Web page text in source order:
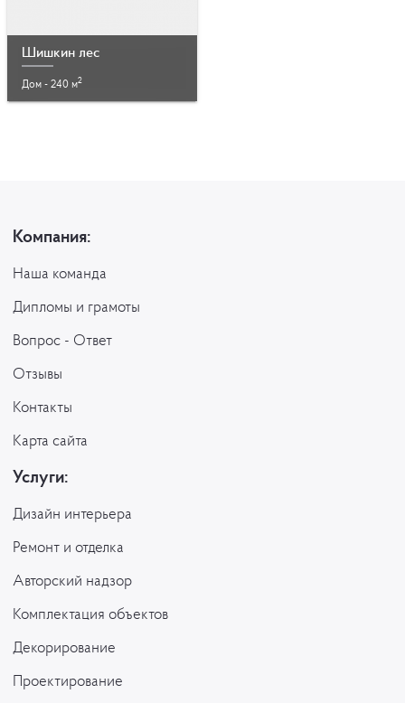
Шишкин лес
Дом - 240 м2
Компания:
Наша команда
Дипломы и грамоты
Вопрос - Ответ
Отзывы
Контакты
Карта сайта
Услуги:
Дизайн интерьера
Ремонт и отделка
Авторский надзор
Комплектация объектов
Декорирование
Проектирование